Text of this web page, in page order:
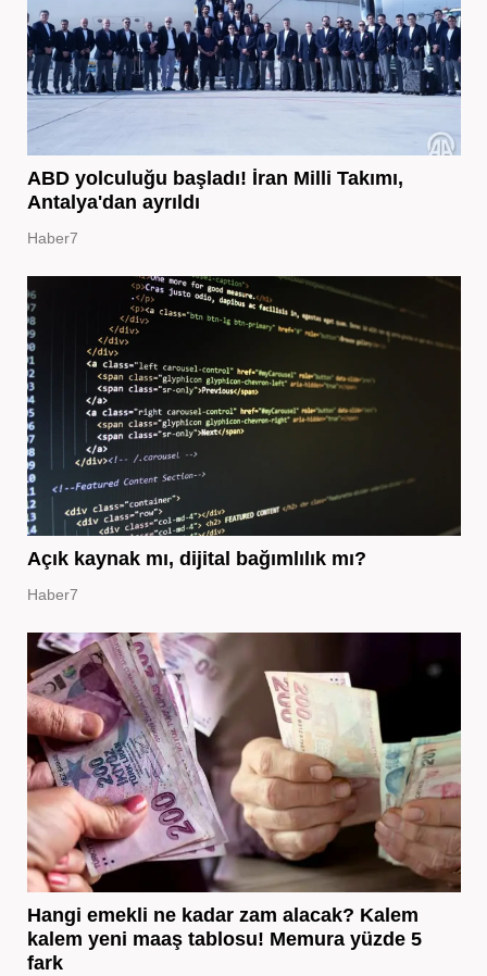
ABD yolculuğu başladı! İran Milli Takımı,
Antalya'dan ayrıldı
Haber7
Açık kaynak mı, dijital bağımlılık mı?
Haber7
Hangi emekli ne kadar zam alacak? Kalem
kalem yeni maaş tablosu! Memura yüzde 5
fark